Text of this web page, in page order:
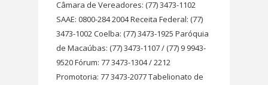
Câmara de Vereadores: (77) 3473-1102
SAAE: 0800-284 2004 Receita Federal: (77)
3473-1002 Coelba: (77) 3473-1925 Paróquia
de Macaúbas: (77) 3473-1107 / (77) 9 9943-
9520 Fórum: 77 3473-1304 / 2212
Promotoria: 77 3473-2077 Tabelionato de